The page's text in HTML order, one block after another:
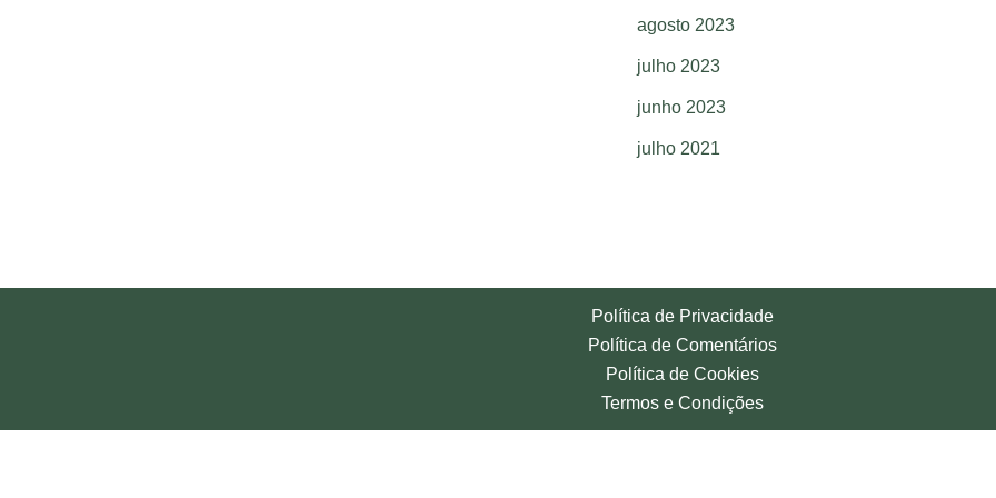
agosto 2023
julho 2023
junho 2023
julho 2021
Política de Privacidade
Política de Comentários
Política de Cookies
Termos e Condições